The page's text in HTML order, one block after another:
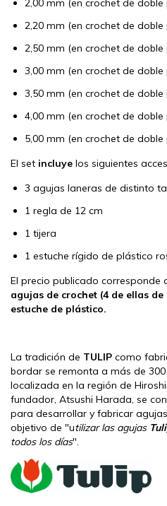
2,00 mm (en crochet de doble
2,20 mm (en crochet de doble
2,50 mm (en crochet de doble
3,00 mm (en crochet de doble
3,50 mm (en crochet de doble
4,00 mm (en crochet de doble
5,00 mm (en crochet de doble
El set incluye los siguientes
3 agujas laneras de distinto
1 regla de 12 cm
1 tijera
1 estuche rígido de plástico
El precio publicado corresponde
agujas de crochet (4 de ellas
estuche de plástico.
La tradición de TULIP como
bordar se remonta a más de
localizada en la región de
fundador, Atsushi Harada, se
para desarrollar y fabricar
objetivo de "utilizar las agujas
todos los días".